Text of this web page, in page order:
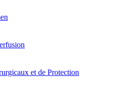
et de Protection